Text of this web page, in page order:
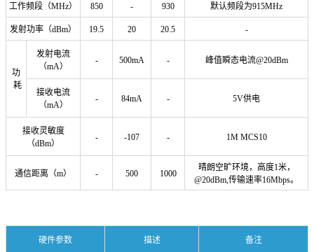
工作频段（MHz） 850 - 930 默认频段为915MHz
发射功率（dBm） 19.5 20 20.5 -
功
耗
发射电流
（mA）
- 500mA - 峰值瞬态电流@20dBm
接收电流
（mA）
- 84mA - 5V供电
接收灵敏度
（dBm）
- -107 - 1M MCS10
通信距离（m） - 500 1000
晴朗空旷环境，高度1米，
@20dBm,传输速率16Mbps。
硬件参数 描述 备注